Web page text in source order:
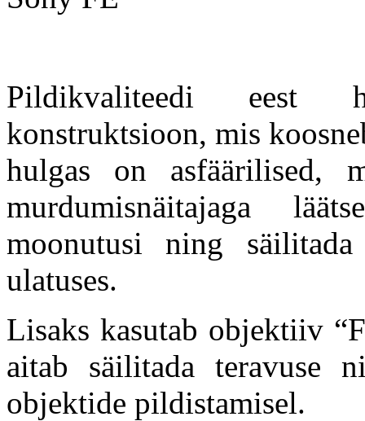
Pildikvaliteedi eest
konstruktsioon, mis
hulgas on asfäärilised,
murdumisnäitajaga
moonutusi ning
ulatuses.
Lisaks kasutab objektiiv
aitab säilitada teravuse
objektide pildistamisel.